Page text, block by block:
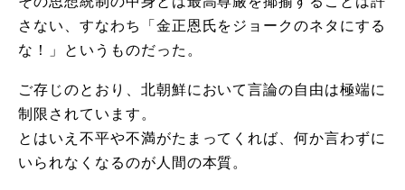
さない、すなわち「金正恩氏をジョークのネタにする
な！」というものだった。
ご存じのとおり、北朝鮮において言論の自由は極端に
制限されています。
とはいえ不平や不満がたまってくれば、何か言わずに
いられなくなるのが人間の本質。